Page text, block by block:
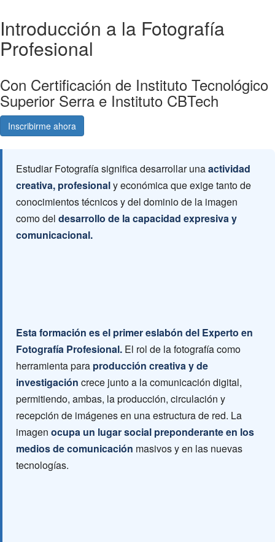
Introducción a la Fotografía
Profesional
Con Certificación de Instituto Tecnológico
Superior Serra e Instituto CBTech
Inscribirme ahora
Estudiar Fotografía significa desarrollar unaactividad
creativa, profesionaly económica que exige tanto de
conocimientos técnicos y del dominio de la imagen
como del desarrollo de la capacidad expresiva y
comunicacional.
Esta formación es el primer eslabón del Experto en
Fotografía Profesional. El rol de la fotografía como
herramienta para producción creativa y de
investigación crece junto a la comunicación digital,
permitiendo, ambas, la producción, circulación y
recepción de imágenes en una estructura de red. La
imagen ocupa un lugar social preponderante en los
medios de comunicación masivos y en las nuevas
tecnologías.